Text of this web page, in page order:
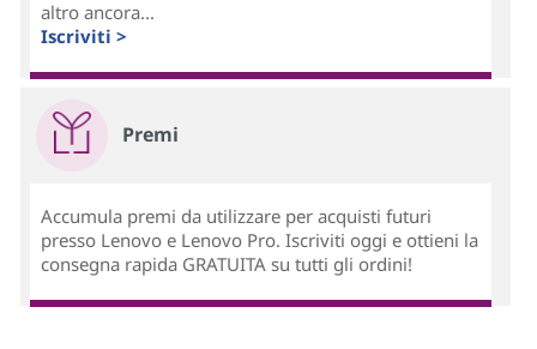
altro ancora...
Iscriviti >
Premi
Accumula premi da utilizzare per acquisti futuri
presso Lenovo e Lenovo Pro. Iscriviti oggi e ottieni la
consegna rapida GRATUITA su tutti gli ordini!